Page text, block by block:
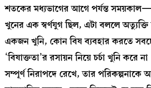
শতকের মধ্যভাগের আগে পর্যন্ত
খুনের এক স্বর্ণযুগ ছিল, এটা বললে অত্যুক্তি
একজন খুনি, কোন বিষ ব্যবহার করতে
‘বিষাক্ততা’র রসায়ন নিয়ে চর্চা খুনি করে
সম্পূর্ণ নিরাপদে রেখে, তার পরিকল্পনাকে